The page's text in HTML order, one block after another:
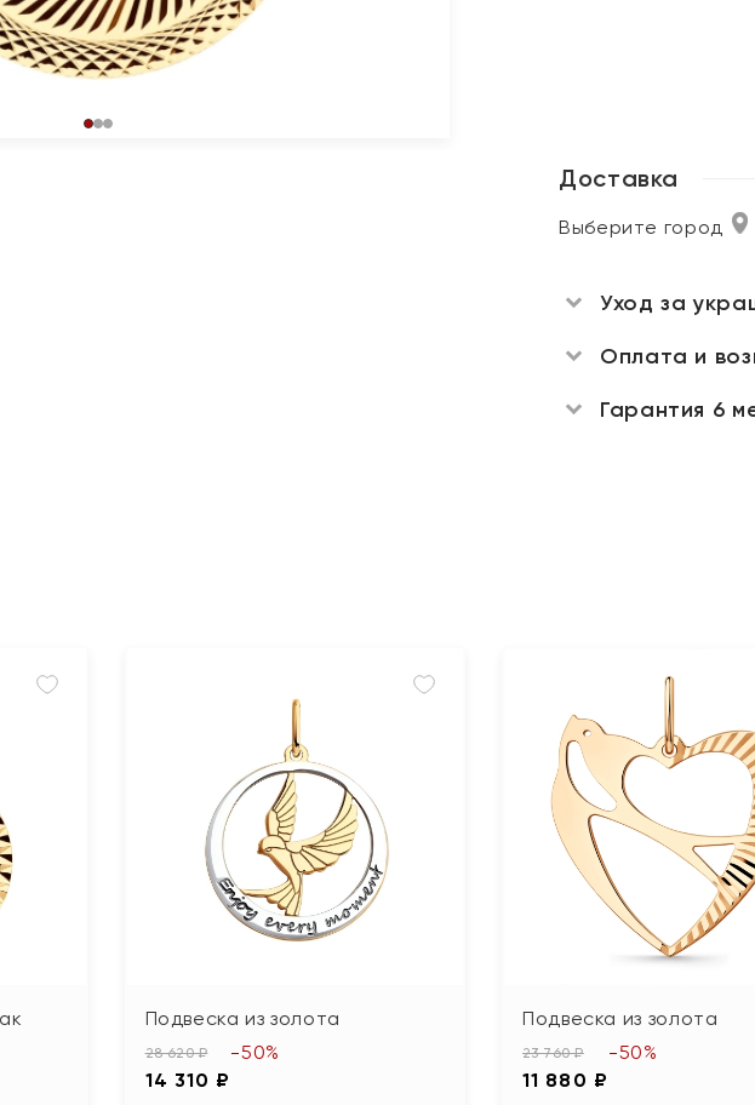
Доставка
Выберите город
Уход за
Оплата и
Гарантия 6
Подвеска из золота
28 620 ₽
14 310 ₽
-50%
Подвеска из золота
23 760 ₽
11 880 ₽
-50%